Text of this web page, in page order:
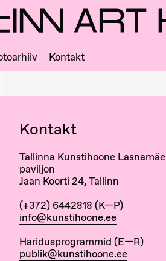
Kontakt
Kontakt
Tallinna Kunstihoone Lasnamäe
paviljon
Jaan Koorti 24, Tallinn
(+372) 6442818 (K—P)
info@kunstihoone.ee
Haridusprogrammid (E—R)
publik@kunstihoone.ee